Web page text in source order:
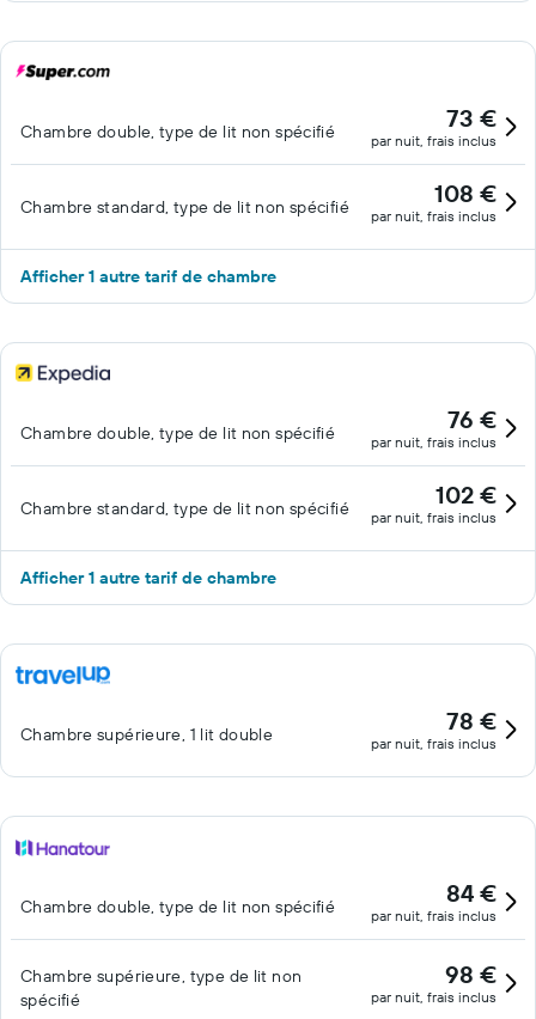
Chambre double, type de lit non spécifié 73 €
par nuit, frais inclus
Chambre standard, type de lit non spécifié 108 €
par nuit, frais inclus
Afficher 1 autre tarif de chambre
Chambre double, type de lit non spécifié 76 €
par nuit, frais inclus
Chambre standard, type de lit non spécifié 102 €
par nuit, frais inclus
Afficher 1 autre tarif de chambre
Chambre supérieure, 1 lit double 78 €
par nuit, frais inclus
Chambre double, type de lit non spécifié 84 €
par nuit, frais inclus
Chambre supérieure, type de lit non
spécifié
98 €
par nuit, frais inclus